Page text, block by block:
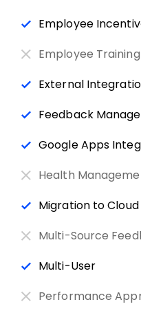
Employee
Employee Training
External
Feedback
Google Apps
Health
Migration to Cloud
Multi-Source
Multi-User
Performance